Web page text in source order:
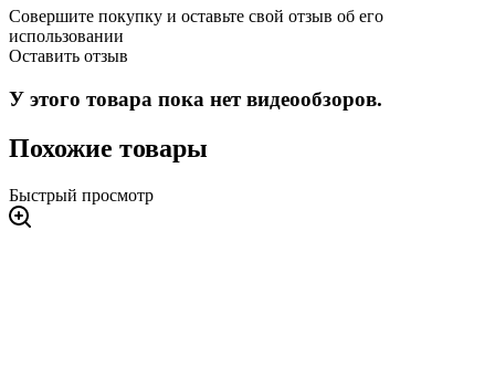
Совершите покупку и оставьте свой отзыв об его
использовании
Оставить отзыв
У этого товара пока нет видеообзоров.
Похожие товары
Быстрый просмотр